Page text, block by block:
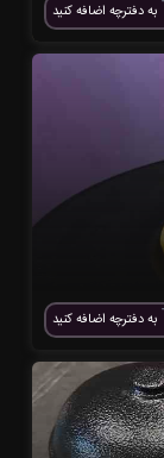
به دفترچه اضافه کنید
به دفترچه اضافه کنید